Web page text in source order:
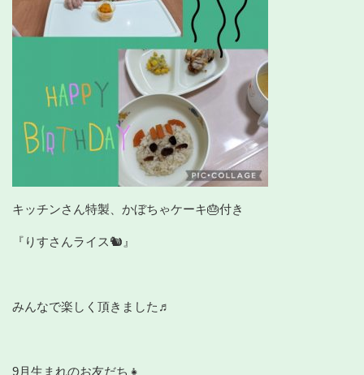
キッチンさん特製、かぼちゃケーキ🎂付き
『りすさんライス🐿』
みんなで楽しく頂きました♬
9月生まれのお友だち👧